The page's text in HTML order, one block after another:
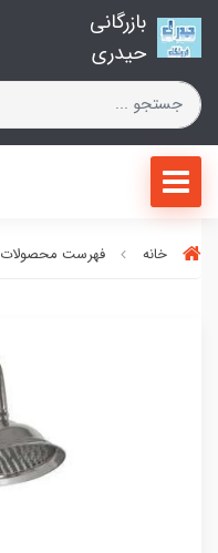
بازرگانی
حیدری
خانه فهرست محصولات